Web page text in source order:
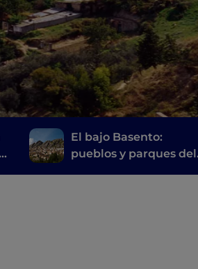
El bajo Basento:
pueblos y parques del